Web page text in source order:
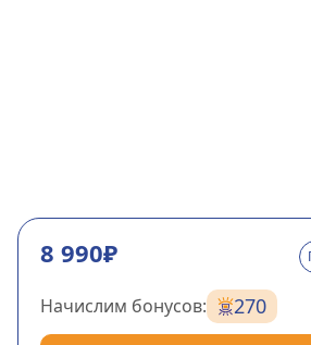
8 990₽
Начислим бонусов: 270